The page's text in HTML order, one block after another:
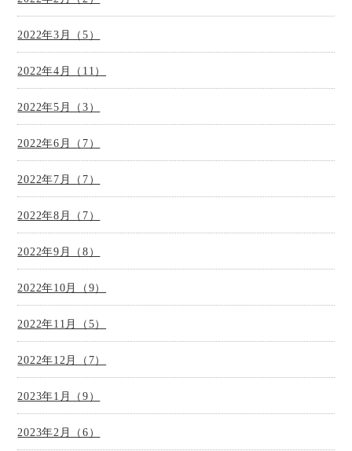
2022年3月（5）
2022年4月（11）
2022年5月（3）
2022年6月（7）
2022年7月（7）
2022年8月（7）
2022年9月（8）
2022年10月（9）
2022年11月（5）
2022年12月（7）
2023年1月（9）
2023年2月（6）